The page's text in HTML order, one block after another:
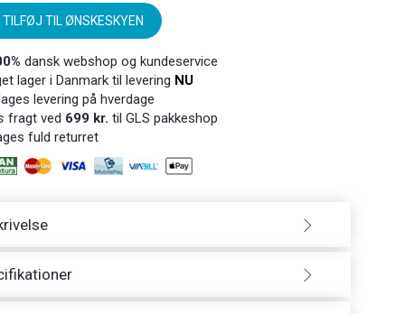
TILFØJ TIL ØNSKESKYEN
dansk webshop og kundeservice
lager i Danmark til levering NU
levering på hverdage
fragt ved 699 kr. til GLS pakkeshop
fuld returret